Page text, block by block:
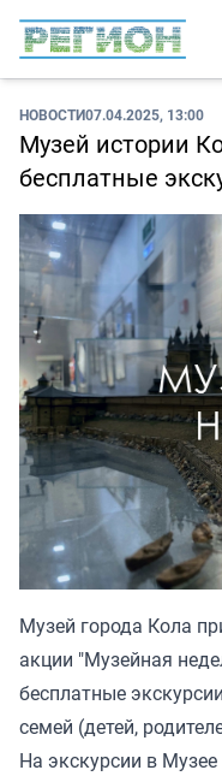
НОВОСТИ07.04.2025, 13:00
Музей истории
бесплатные
Музей города Кола
акции "Музейная
бесплатные
семей (детей,
На экскурсии в